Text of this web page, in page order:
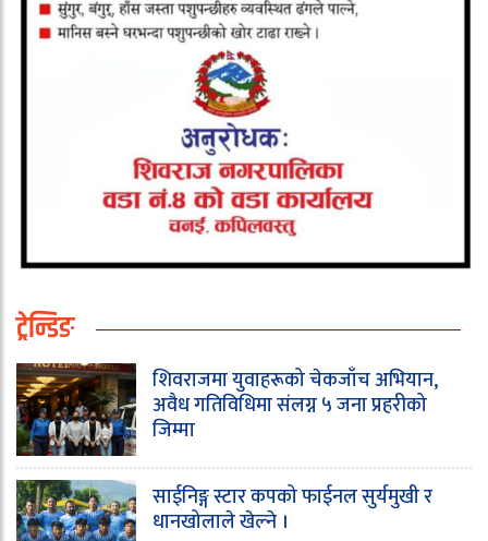
ट्रेन्डिङ
शिवराजमा युवाहरूको चेकजाँच अभियान,
अवैध गतिविधिमा संलग्न ५ जना प्रहरीको
जिम्मा
साईनिङ्ग स्टार कपको फाईनल सुर्यमुखी र
धानखोलाले खेल्ने ।